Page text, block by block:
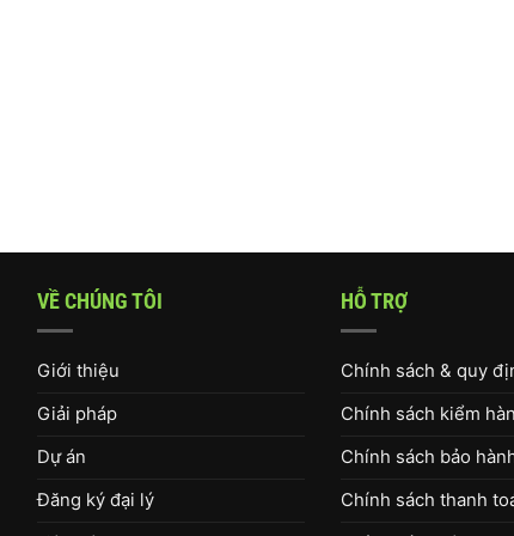
VỀ CHÚNG TÔI
Giới thiệu
Giải pháp
Dự án
Đăng ký đại lý
HỖ TRỢ
Chính sách & quy
Chính sách kiểm
Chính sách bảo
Chính sách thanh